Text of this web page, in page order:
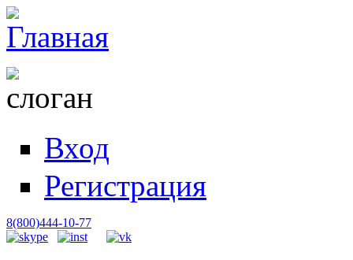
Вход
Регистрация
8(800)444-10-77